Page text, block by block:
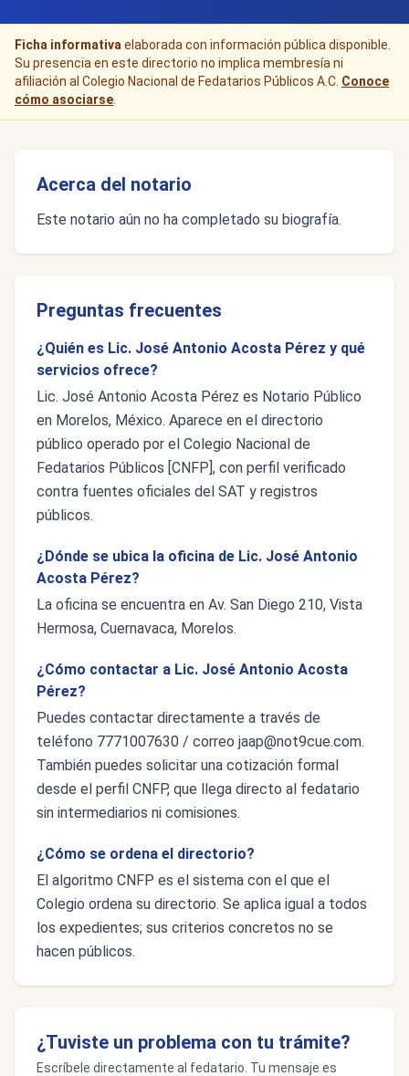
Ficha informativa elaborada con información pública disponible.
Su presencia en este directorio no implica membresía ni
afiliación al Colegio Nacional de Fedatarios Públicos A.C. Conoce
cómo asociarse
Acerca del notario
Este notario aún no ha completado su biografía.
Preguntas frecuentes
¿Quién es Lic. José Antonio Acosta Pérez y qué
servicios ofrece?
Lic. José Antonio Acosta Pérez es Notario Público
en Morelos, México. Aparece en el directorio
público operado por el Colegio Nacional de
Fedatarios Públicos [CNFP], con perfil verificado
contra fuentes oficiales del SAT y registros
públicos.
¿Dónde se ubica la oficina de Lic. José Antonio
Acosta Pérez?
La oficina se encuentra en Av. San Diego 210, Vista
Hermosa, Cuernavaca, Morelos.
¿Cómo contactar a Lic. José Antonio Acosta
Pérez?
Puedes contactar directamente a través de
teléfono 7771007630 / correo jaap@not9cue.com.
También puedes solicitar una cotización formal
desde el perfil CNFP, que llega directo al fedatario
sin intermediarios ni comisiones.
¿Cómo se ordena el directorio?
El algoritmo CNFP es el sistema con el que el
Colegio ordena su directorio. Se aplica igual a todos
los expedientes; sus criterios concretos no se
hacen públicos.
¿Tuviste un problema con tu trámite?
Escríbele directamente al fedatario. Tu mensaje es